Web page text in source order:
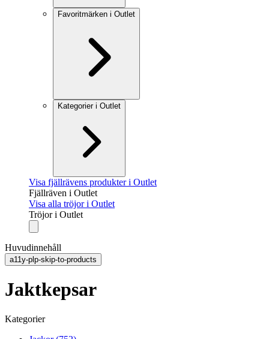
Favoritmärken i Outlet
Kategorier i Outlet
Visa fjällrävens produkter i Outlet
Fjällräven i Outlet
Visa alla tröjor i Outlet
Tröjor i Outlet
Huvudinnehåll
a11y-plp-skip-to-products
Jaktkepsar
Kategorier